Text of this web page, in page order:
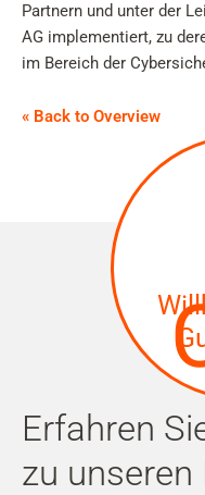
Partnern und unter der
AG implementiert, zu
im Bereich der
« Back to Overview
Erfahren
zu unseren